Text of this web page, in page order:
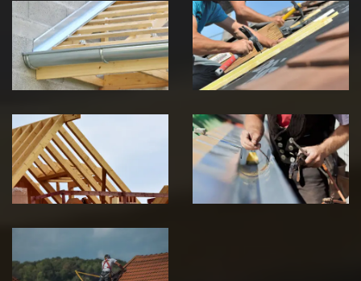
Pose de
Chéneau 39
Jura
Réparation de
toiture 39
Jura
Traitement de
charpente 39
Jura
Travaux de
zinguerie 39
Jura
Urgence fuite
de toiture 39